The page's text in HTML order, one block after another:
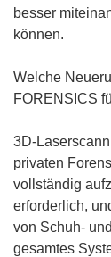
besser
können.
Welche
FORENSICS
3D-
privaten
vollständig
erforderlich,
von Schuh-
gesamtes